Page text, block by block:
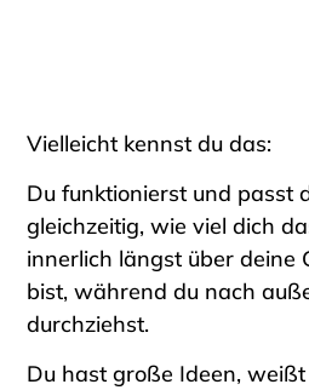
Vielleicht kennst du das:
Du funktionierst und passt
gleichzeitig, wie viel dich
innerlich längst über deine
bist, während du nach
durchziehst.
Du hast große Ideen,